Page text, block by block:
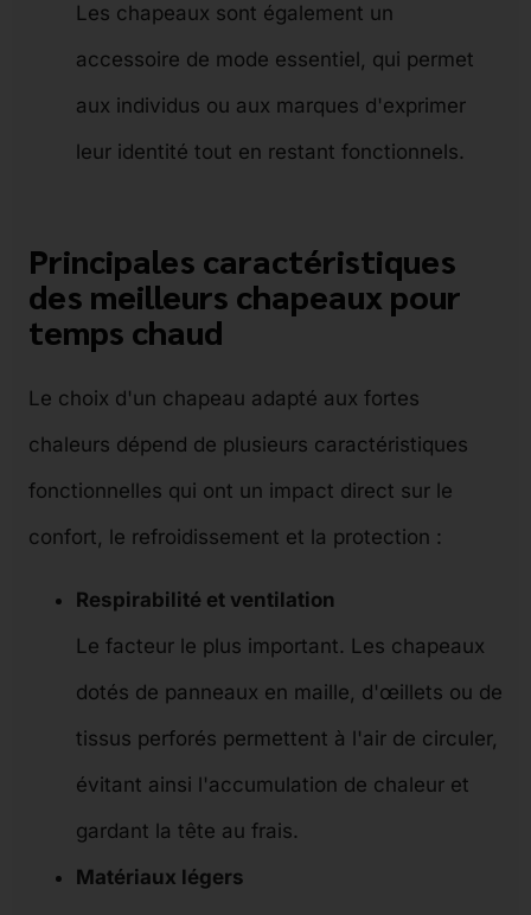
Les chapeaux sont également un
accessoire de mode essentiel, qui permet
aux individus ou aux marques d'exprimer
leur identité tout en restant fonctionnels.
Principales caractéristiques
des meilleurs chapeaux pour
temps chaud
Le choix d'un chapeau adapté aux fortes
chaleurs dépend de plusieurs caractéristiques
fonctionnelles qui ont un impact direct sur le
confort, le refroidissement et la protection :
Respirabilité et ventilation
Le facteur le plus important. Les chapeaux
dotés de panneaux en maille, d'œillets ou de
tissus perforés permettent à l'air de circuler,
évitant ainsi l'accumulation de chaleur et
gardant la tête au frais.
Matériaux légers